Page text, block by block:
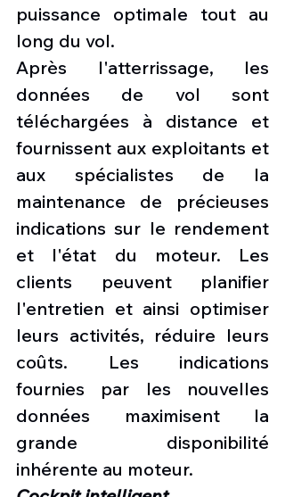
puissance optimale tout au
long du vol.
Après l'atterrissage, les
données de vol sont
téléchargées à distance et
fournissent aux exploitants et
aux spécialistes de la
maintenance de précieuses
indications sur le rendement
et l'état du moteur. Les
clients peuvent planifier
l'entretien et ainsi optimiser
leurs activités, réduire leurs
coûts. Les indications
fournies par les nouvelles
données maximisent la
grande disponibilité
inhérente au moteur.